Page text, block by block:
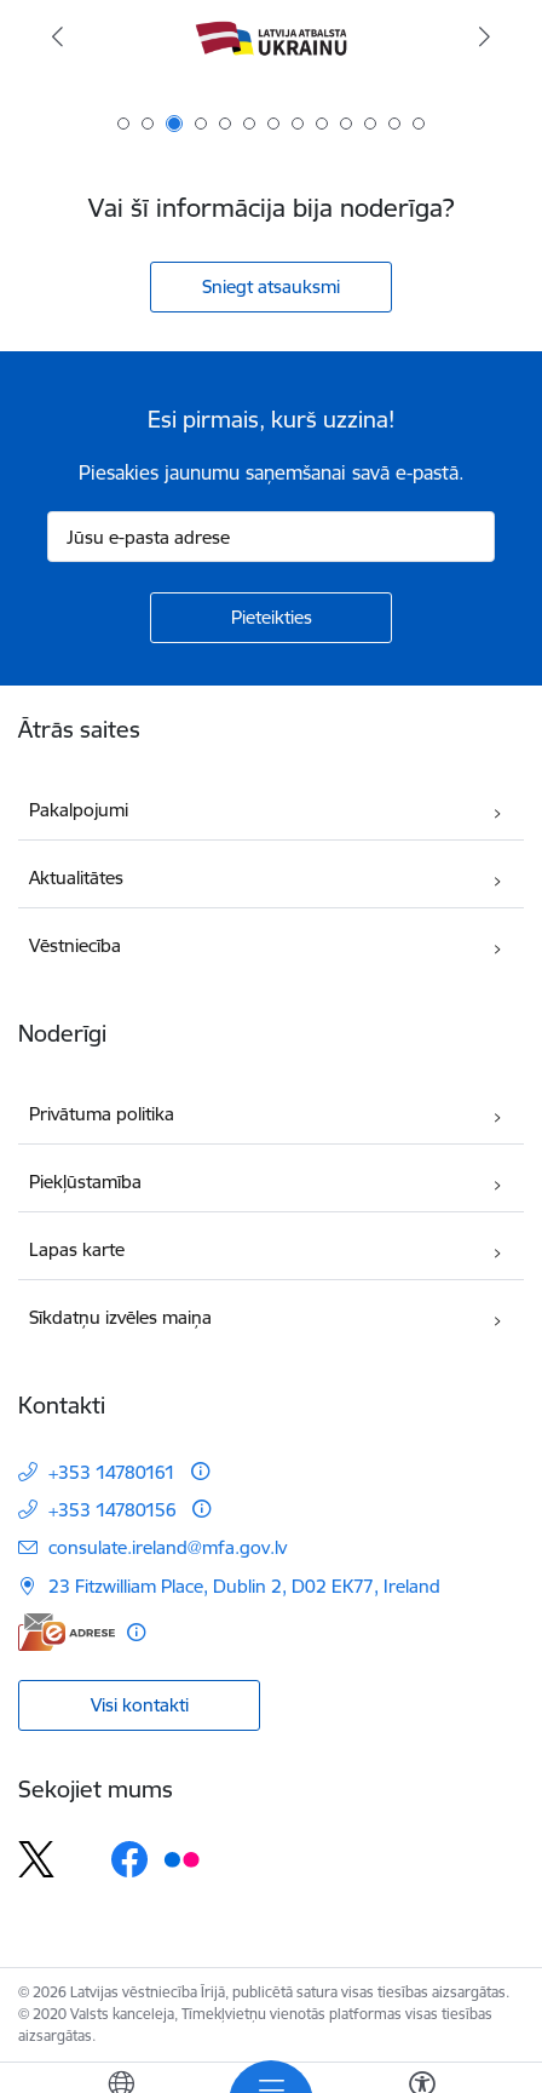
Vai šī informācija bija noderīga?
Sniegt atsauksmi
Esi pirmais, kurš uzzina!
Piesakies jaunumu saņemšanai savā e-pastā.
Ātrās saites
Pakalpojumi
Aktualitātes
Vēstniecība
Noderīgi
Privātuma politika
Piekļūstamība
Lapas karte
Sīkdatņu izvēles maiņa
Kontakti
+353 14780161
+353 14780156
E-pasts:
consulate.ireland@mfa.gov.lv
23 Fitzwilliam Place, Dublin 2, D02 EK77, Ireland
Visi kontakti
Sekojiet mums
© 2026 Latvijas vēstniecība Īrijā, publicētā satura visas tiesības aizsargātas.
© 2020 Valsts kanceleja, Tīmekļvietņu vienotās platformas visas tiesības
aizsargātas.